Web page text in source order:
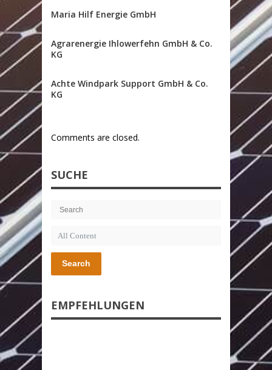
Maria Hilf Energie GmbH
Agrarenergie Ihlowerfehn GmbH & Co.
KG
Achte Windpark Support GmbH & Co.
KG
Comments are closed.
SUCHE
Search
EMPFEHLUNGEN